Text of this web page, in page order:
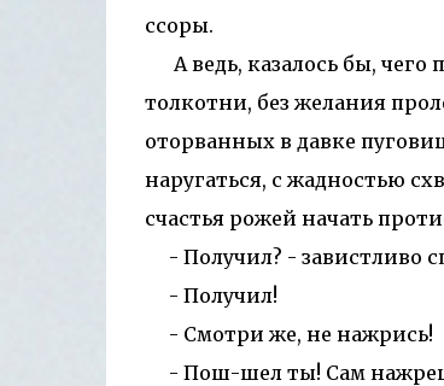
ссоры.
А ведь, казалось бы, чего
толкотни, без желания
оторванных в давке
наругаться, с жадностью
счастья рожей начать
- Получил? - завистливо
- Получил!
- Смотри же, не нажрись!
- Пош-шел ты! Сам